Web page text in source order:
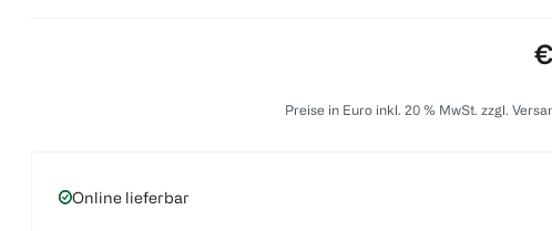
Preise in Euro inkl. 20 % MwSt. zzgl.
Online lieferbar